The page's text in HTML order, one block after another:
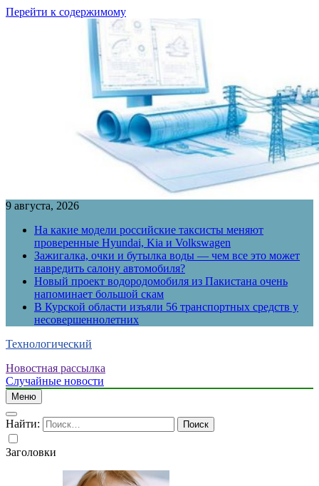
Перейти к содержимому
9 августа, 2026
На какие модели российские таксисты меняют
проверенные Hyundai, Kia и Volkswagen
Зажигалка, очки и бутылка воды — чем все это может
навредить салону автомобиля?
Новый проект водородомобиля из Пакистана очень
напоминает большой скам
В Курской области изъяли 56 транспортных средств у
несовершеннолетних
Технологический
Новостная рассылка
Случайные новости
Меню
Найти:
Заголовки